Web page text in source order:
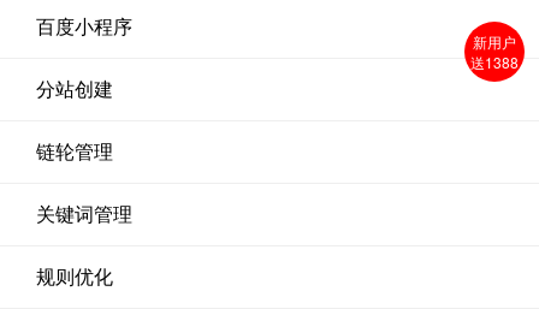
百度小程序
分站创建
链轮管理
关键词管理
规则优化
新用户
送1388